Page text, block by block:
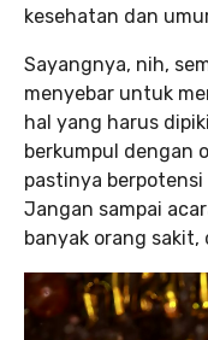
kesehatan dan
Sayangnya, nih,
menyebar untuk
hal yang harus
berkumpul dengan
pastinya
Jangan sampai
banyak orang sakit,